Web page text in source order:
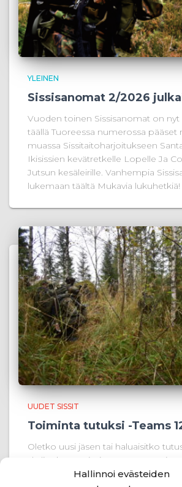
Hallinnoi evästeiden
YLEINEN
Sissisanomat 2/2026
Vuoden toinen Sissisanomat on nyt
täällä Tuoreessa numerossa
muassa Sissitaitoharjoitukseen
Ikisissien kevätretkelle Lopelle Ja
Jutsun kesäleirille. Vanhempia
lukemaan täältä Mukavia lukuhetkiä!
UUDET SISSIT
Toiminta tutuksi -Teams
Oletko uusi jäsen tai haluaisitko
yhdistyksen toimintaan paremmin?
Toiminta tutuksi -tilaisuuteen!